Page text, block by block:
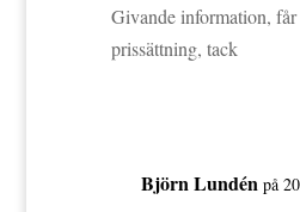
Givande information,
prissättning, tack
Björn Lundén på